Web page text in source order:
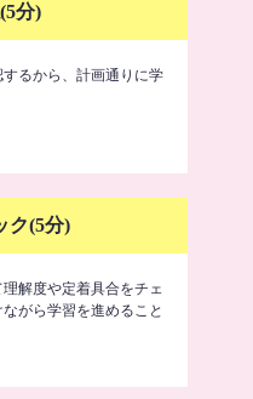
分)
るから、計画通りに学
ク(5分)
解度や定着具合をチェ
がら学習を進めること